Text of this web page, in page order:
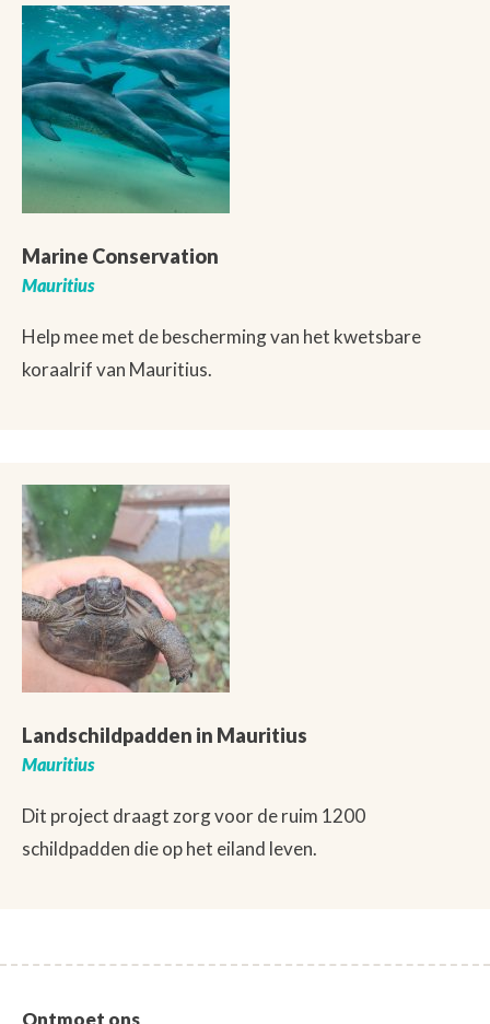
Marine Conservation
Mauritius
Help mee met de bescherming van het kwetsbare
koraalrif van Mauritius.
Landschildpadden in Mauritius
Mauritius
Dit project draagt zorg voor de ruim 1200
schildpadden die op het eiland leven.
Ontmoet ons